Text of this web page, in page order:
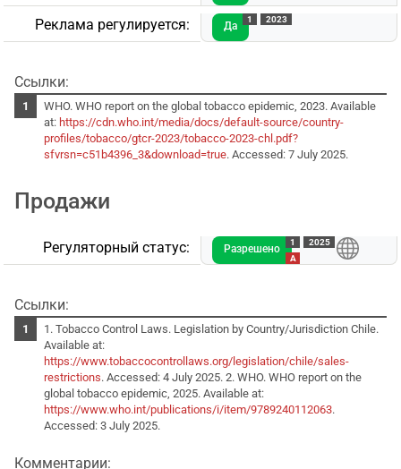
Реклама регулируется: Да
1 2023
Ссылки:
WHO. WHO report on the global tobacco epidemic, 2023. Available
at: https://cdn.who.int/media/docs/default-source/country-
profiles/tobacco/gtcr-2023/tobacco-2023-chl.pdf?
sfvrsn=c51b4396_3&download=true. Accessed: 7 July 2025.
Продажи
Регуляторный статус: Разрешено
1
A
2025
Ссылки:
1. Tobacco Control Laws. Legislation by Country/Jurisdiction Chile.
Available at:
https://www.tobaccocontrollaws.org/legislation/chile/sales-
restrictions. Accessed: 4 July 2025. 2. WHO. WHO report on the
global tobacco epidemic, 2025. Available at:
https://www.who.int/publications/i/item/9789240112063.
Accessed: 3 July 2025.
Комментарии: